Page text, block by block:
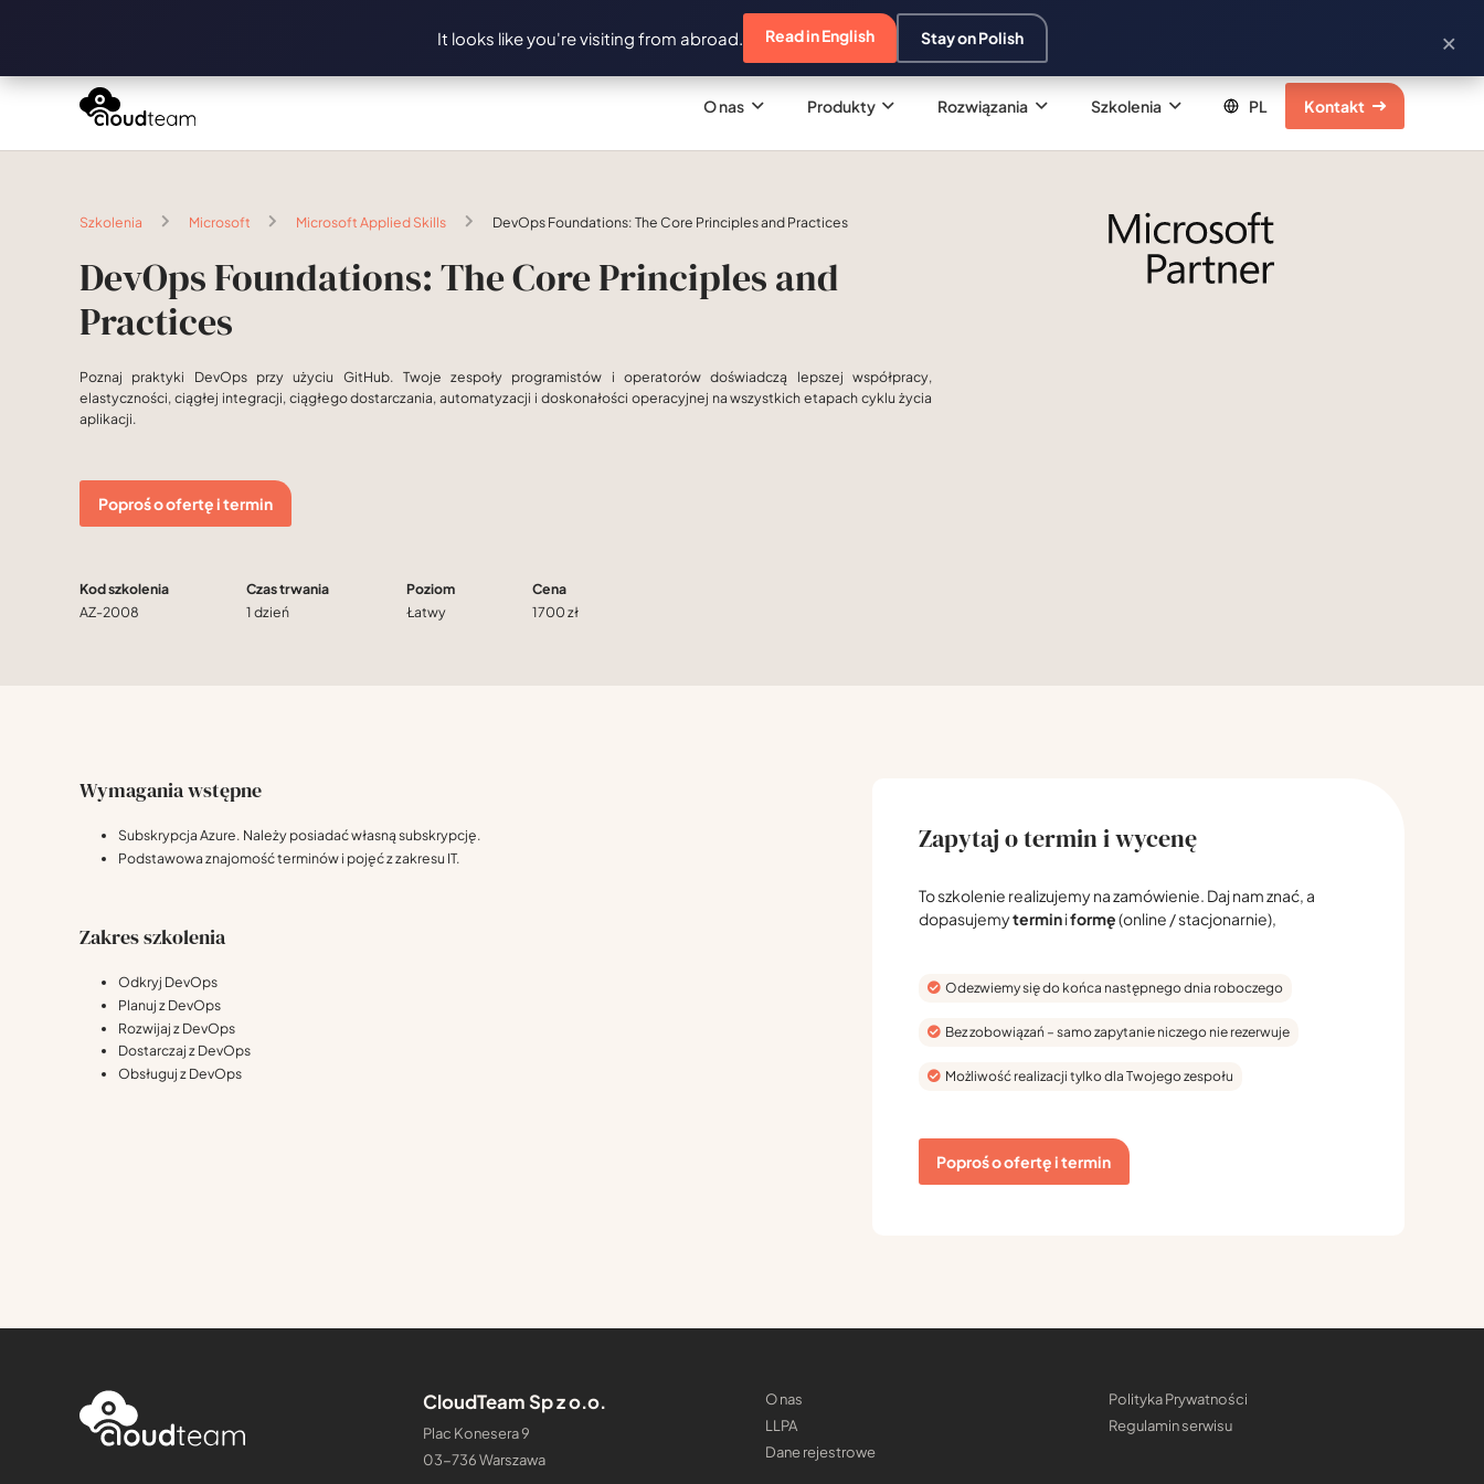
O nas Produkty Rozwiązania Szkolenia Kontakt
Szkolenia Microsoft Microsoft Applied Skills DevOps Foundations: The Core Principles and Practices
DevOps Foundations: The Core Principles and
Practices
Poznaj praktyki DevOps przy użyciu GitHub. Twoje zespoły programistów i operatorów doświadczą lepszej współpracy,
elastyczności, ciągłej integracji, ciągłego dostarczania, automatyzacji i doskonałości operacyjnej na wszystkich etapach cyklu życia
aplikacji.
Poproś o ofertę i termin
Kod szkolenia
AZ-2008
Czas trwania
1 dzień
Poziom
Łatwy
Cena
1700 zł
Wymagania wstępne
Subskrypcja Azure. Należy posiadać własną subskrypcję.
Podstawowa znajomość terminów i pojęć z zakresu IT.
Zakres szkolenia
Odkryj DevOps
Planuj z DevOps
Rozwijaj z DevOps
Dostarczaj z DevOps
Obsługuj z DevOps
Zapytaj o termin i wycenę
To szkolenie realizujemy na zamówienie. Daj nam znać, a
dopasujemyterminiformę(online / stacjonarnie),
Odezwiemy się do końca następnego dnia roboczego
Bez zobowiązań – samo zapytanie niczego nie rezerwuje
Możliwość realizacji tylko dla Twojego zespołu
Poproś o ofertę i termin
CloudTeam Sp z o.o.
Plac Konesera 9
03-736 Warszawa
O nas
LLPA
Dane rejestrowe
Polityka Prywatności
Regulamin serwisu
It looks like you're visiting from abroad. Read in English Stay on Polish ×